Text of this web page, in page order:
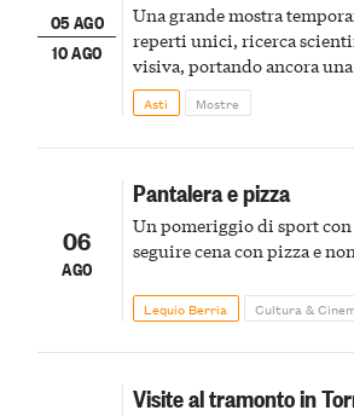
05 AGO
10 AGO
Una grande mostra
reperti unici, ricerca
visiva, portando ancora
della scena le meraviglie del
Asti Mostre
06
AGO
Pantalera e pizza
Un pomeriggio di sport con
seguire cena con pizza e
Lequio Berria Cultura &
Visite al tramonto in